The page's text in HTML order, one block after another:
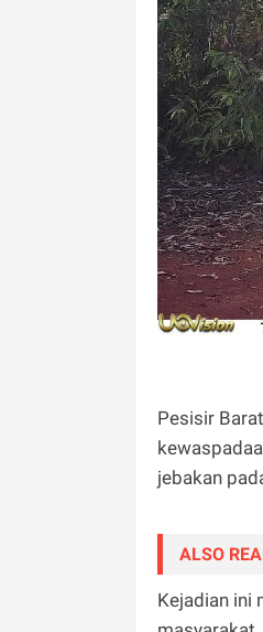
Pesisir
jebakan
ALSO
Kejadian ini